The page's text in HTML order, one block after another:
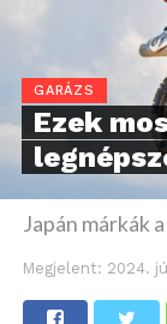
GARÁZS
Ezek
Japán márkák
Megjelent: 2024.